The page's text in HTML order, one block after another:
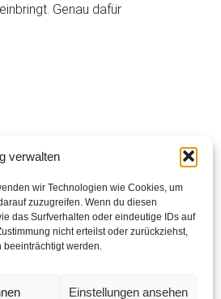
verwalten
wir Technologien wie Cookies, um
zuzugreifen. Wenn du diesen
das Surfverhalten oder eindeutige IDs auf
nicht erteilst oder zurückziehst,
beeinträchtigt werden.
Einstellungen ansehen
Genau dafür